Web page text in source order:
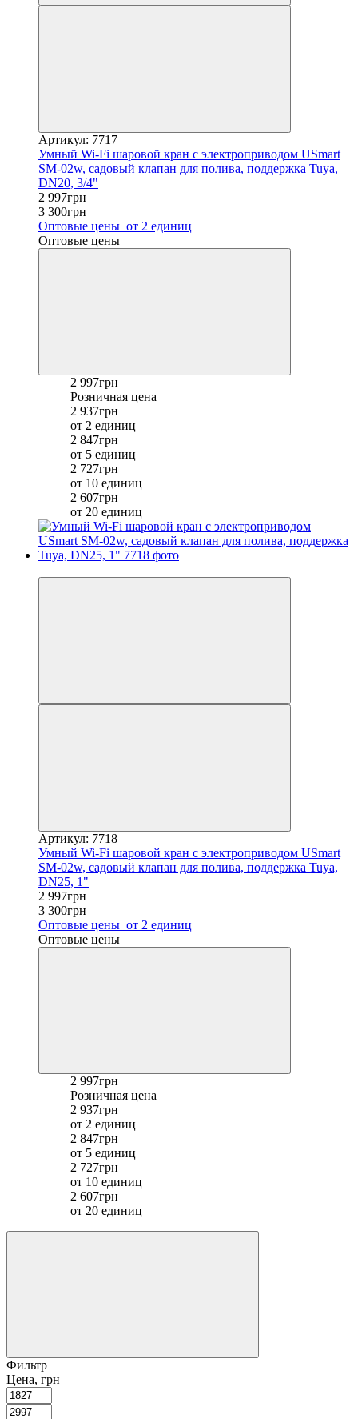
Артикул: 7717
Умный Wi-Fi шаровой кран с электроприводом USmart
SM-02w, садовый клапан для полива, поддержка Tuya,
DN20, 3/4"
2 997грн
3 300грн
Оптовые цены от 2 единиц
Оптовые цены
2 997грн
Розничная цена
2 937грн
от 2 единиц
2 847грн
от 5 единиц
2 727грн
от 10 единиц
2 607грн
от 20 единиц
Артикул: 7718
Умный Wi-Fi шаровой кран с электроприводом USmart
SM-02w, садовый клапан для полива, поддержка Tuya,
DN25, 1"
2 997грн
3 300грн
Оптовые цены от 2 единиц
Оптовые цены
2 997грн
Розничная цена
2 937грн
от 2 единиц
2 847грн
от 5 единиц
2 727грн
от 10 единиц
2 607грн
от 20 единиц
Фильтр
Цена, грн